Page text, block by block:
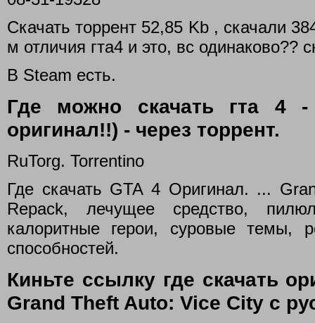
Скачать торрент 52,85 Kb , скачали
м отличия гта4 и это, вс одинаково??
В Steam есть.
Где можно скачать гта 4
оригинал!!) - через торрент.
RuTorg. Torrentino
Где скачать GTA 4 Оригинал. ...
Repack, лечущее средство,
калоритные герои, суровые темы,
способностей.
Киньте ссылку где скачать
Grand Theft Auto: Vice City с